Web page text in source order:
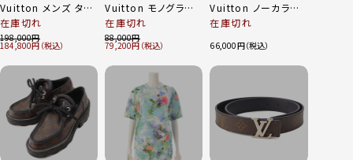
Vuitton メンズ タン
ブール ホライゾン
V2 スマートウォッチ
QA051 ブラック
在庫切れ
198,000
184,800
Vuitton モノグラム
LV 柴犬 キーホルダ
ー キーリング チャー
ム M01199 イエロ
ー
在庫切れ
88,000
79,200
Vuitton ノーカラー
グラデーション デニ
RW192W ブルー 34
在庫切れ
66,000